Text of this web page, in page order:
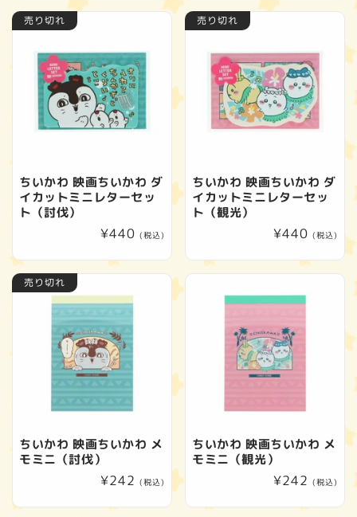
価
売り切れ
ちいかわ 映画ちいかわ ダ
イカットミニレターセッ
ト（討伐）
通
価
¥440 (税込)
売り切れ
ちいかわ 映画ちいかわ ダ
イカットミニレターセッ
ト（観光）
通
格
¥440 (税込)
売り切れ
ちいかわ 映画ちいかわ メ
モミニ（討伐）
通
¥242 (税込)
ちいかわ 映画ちいかわ メ
モミニ（観光）
通
¥242 (税込)